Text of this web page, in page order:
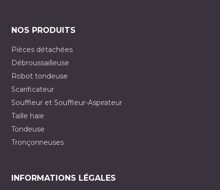
NOS PRODUITS
Pièces détachées
Débroussailleuse
Robot tondeuse
Scarificateur
Souffleur et Souffleur-Aspirateur
Taille haie
Tondeuse
Tronçonneuses
INFORMATIONS LÉGALES